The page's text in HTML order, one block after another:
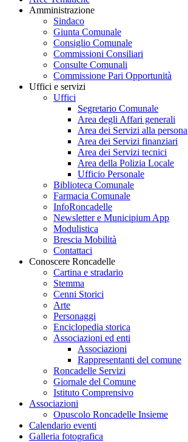
Amministrazione
Sindaco
Giunta Comunale
Consiglio Comunale
Commissioni Consiliari
Consulte Comunali
Commissione Pari Opportunità
Uffici e servizi
Uffici
Segretario Comunale
Area degli Affari generali
Area dei Servizi alla persona
Area dei Servizi finanziari
Area dei Servizi tecnici
Area della Polizia Locale
Ufficio Personale
Biblioteca Comunale
Farmacia Comunale
InfoRoncadelle
Newsletter e Municipium App
Modulistica
Brescia Mobilità
Contattaci
Conoscere Roncadelle
Cartina e stradario
Stemma
Cenni Storici
Arte
Personaggi
Enciclopedia storica
Associazioni ed enti
Associazioni
Rappresentanti del comune
Roncadelle Servizi
Giornale del Comune
Istituto Comprensivo
Associazioni
Opuscolo Roncadelle Insieme
Calendario eventi
Galleria fotografica